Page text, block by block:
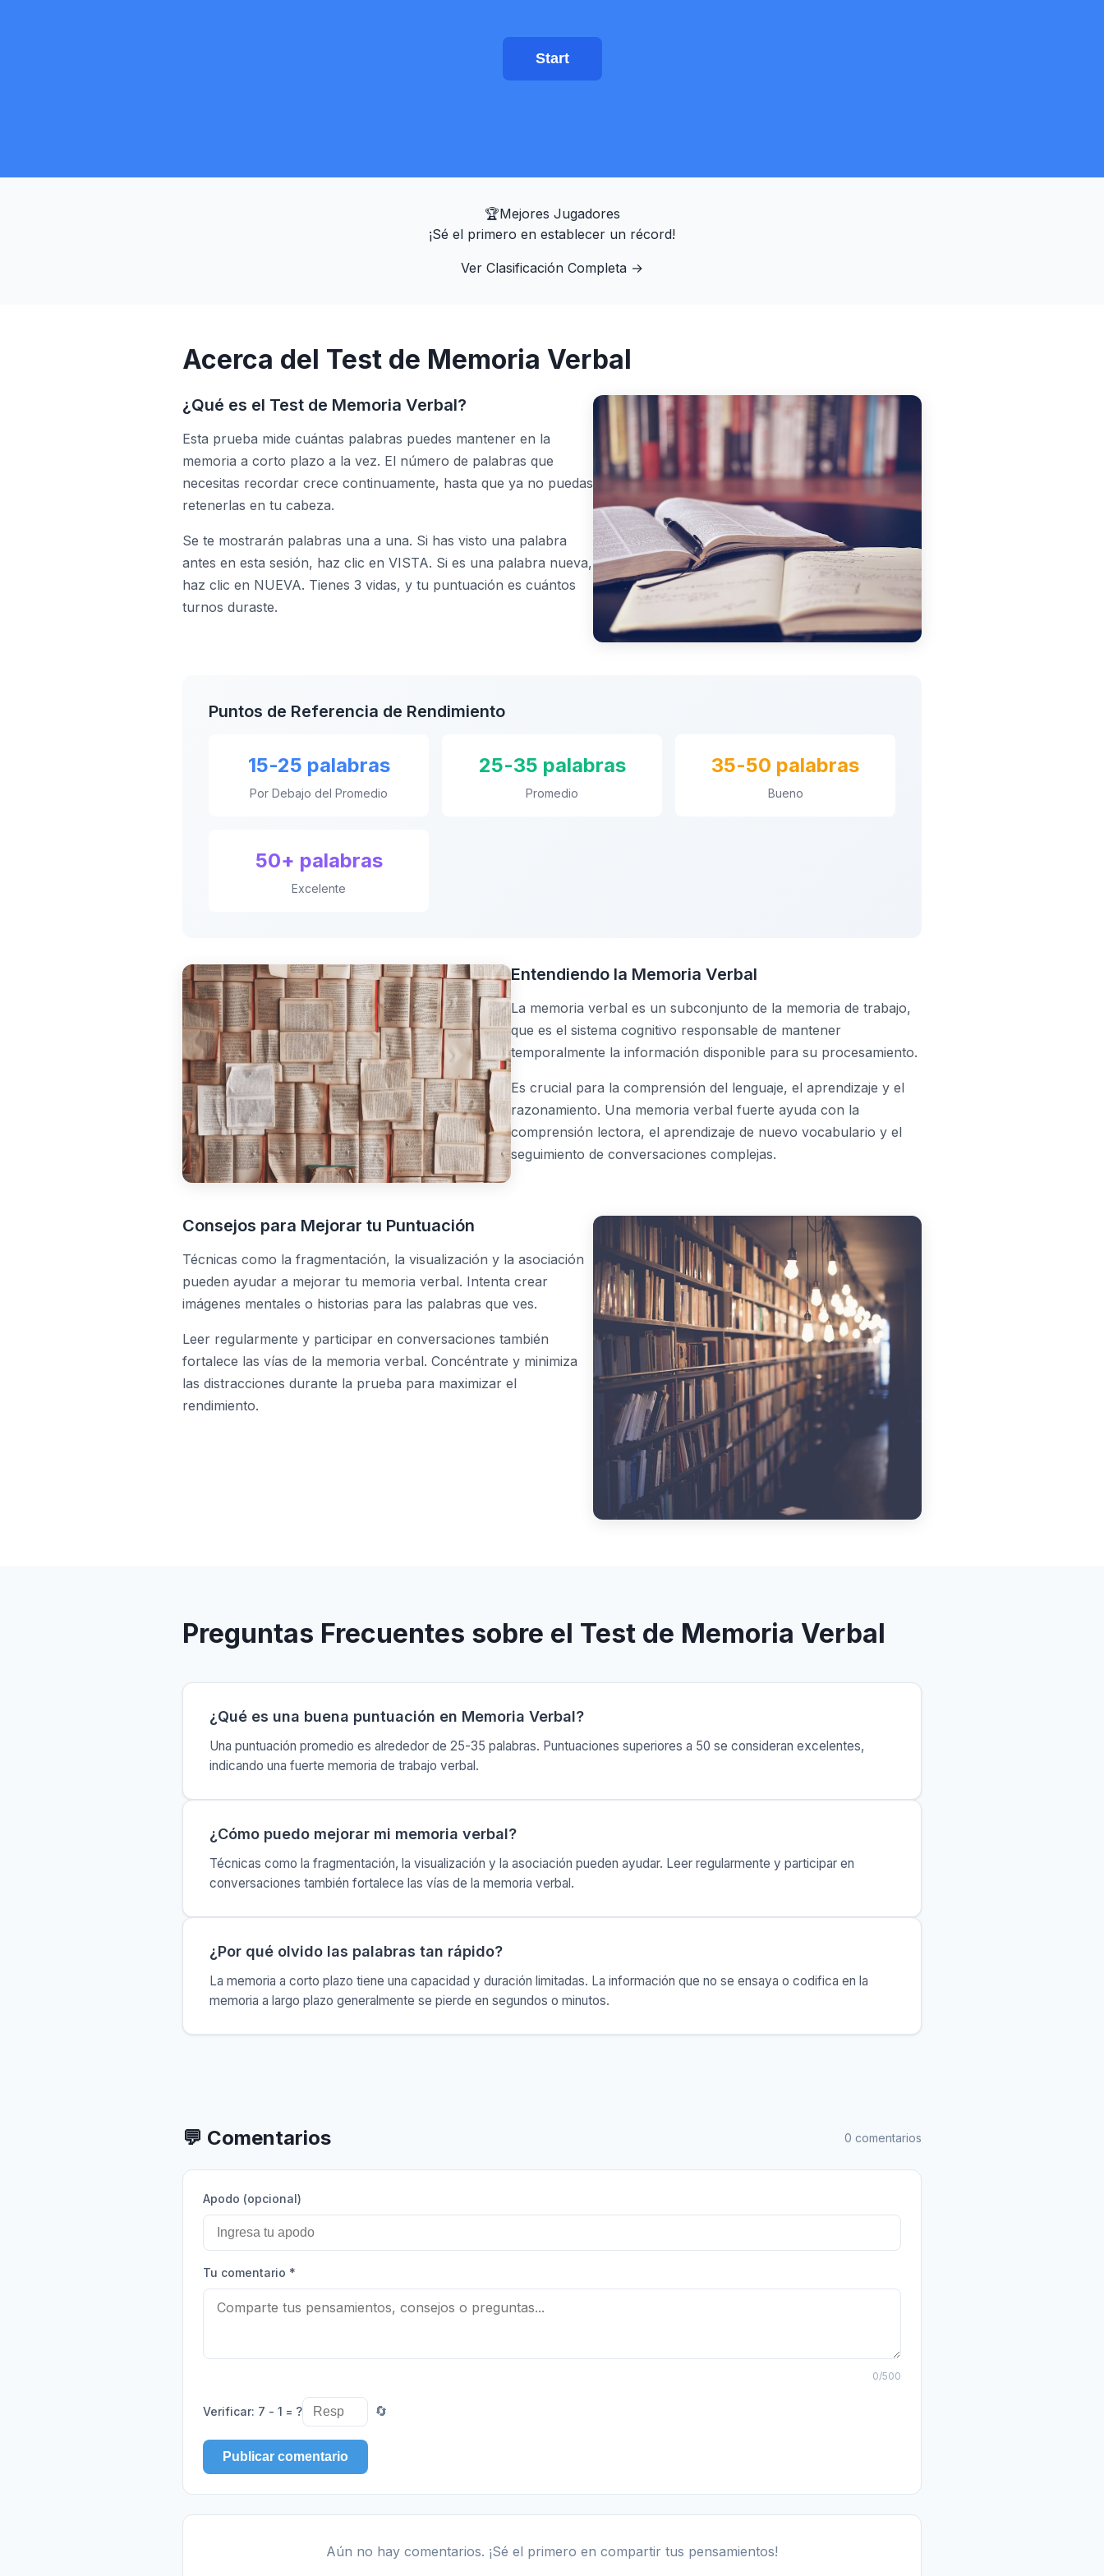
Start
🏆Mejores Jugadores
¡Sé el primero en establecer un récord!
Ver Clasificación Completa →
Acerca del Test de Memoria Verbal
¿Qué es el Test de Memoria Verbal?
Esta prueba mide cuántas palabras puedes mantener en la
memoria a corto plazo a la vez. El número de palabras que
necesitas recordar crece continuamente, hasta que ya no puedas
retenerlas en tu cabeza.
Se te mostrarán palabras una a una. Si has visto una palabra
antes en esta sesión, haz clic en VISTA. Si es una palabra nueva,
haz clic en NUEVA. Tienes 3 vidas, y tu puntuación es cuántos
turnos duraste.
Puntos de Referencia de Rendimiento
15-25 palabras
Por Debajo del Promedio
25-35 palabras
Promedio
35-50 palabras
Bueno
50+ palabras
Excelente
Entendiendo la Memoria Verbal
La memoria verbal es un subconjunto de la memoria de trabajo,
que es el sistema cognitivo responsable de mantener
temporalmente la información disponible para su procesamiento.
Es crucial para la comprensión del lenguaje, el aprendizaje y el
razonamiento. Una memoria verbal fuerte ayuda con la
comprensión lectora, el aprendizaje de nuevo vocabulario y el
seguimiento de conversaciones complejas.
Consejos para Mejorar tu Puntuación
Técnicas como la fragmentación, la visualización y la asociación
pueden ayudar a mejorar tu memoria verbal. Intenta crear
imágenes mentales o historias para las palabras que ves.
Leer regularmente y participar en conversaciones también
fortalece las vías de la memoria verbal. Concéntrate y minimiza
las distracciones durante la prueba para maximizar el
rendimiento.
Preguntas Frecuentes sobre el Test de Memoria Verbal
¿Qué es una buena puntuación en Memoria Verbal?
Una puntuación promedio es alrededor de 25-35 palabras. Puntuaciones superiores a 50 se consideran excelentes,
indicando una fuerte memoria de trabajo verbal.
¿Cómo puedo mejorar mi memoria verbal?
Técnicas como la fragmentación, la visualización y la asociación pueden ayudar. Leer regularmente y participar en
conversaciones también fortalece las vías de la memoria verbal.
¿Por qué olvido las palabras tan rápido?
La memoria a corto plazo tiene una capacidad y duración limitadas. La información que no se ensaya o codifica en la
memoria a largo plazo generalmente se pierde en segundos o minutos.
💬 Comentarios 0 comentarios
Apodo (opcional)
Tu comentario *
0/500
Verificar: 7 - 1 = ? 🔄
Publicar comentario
Aún no hay comentarios. ¡Sé el primero en compartir tus pensamientos!